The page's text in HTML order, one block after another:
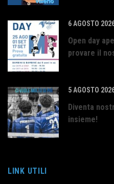
6 AGOSTO
Open day
provare il
5 AGOSTO
Diventa
insieme!
LINK UTILI